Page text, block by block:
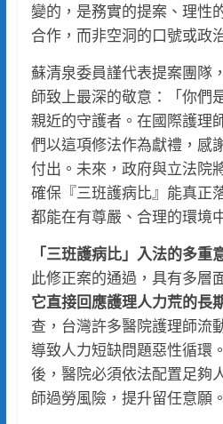
變的，是務實的提案、理性
合作，而非空洞的口號或政
蘇清泉委員謹代表提案團隊
師致上最深的敬意：「你們
親近的守護者。在國際護理
們以這項修法作為獻禮，感
付出。未來，政府與立法院
確保『三班護病比』能真正
都能在有尊嚴、合理的環境
「三班護病比」入法的多重
此修正案的通過，具有多層
它直接回應護理人力荒的長
查，台灣許多醫院護理師流
導致人力短缺問題惡性循環
後，醫院必須依法配置足夠
師過勞風險，提升留任意願。